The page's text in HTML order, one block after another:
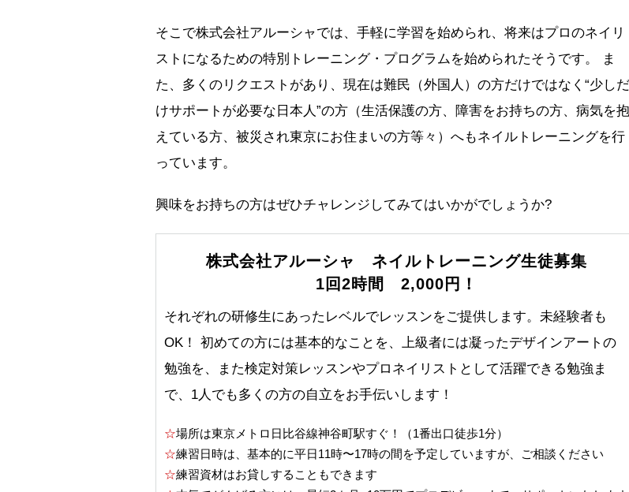
そこで株式会社アルーシャでは、手軽に学習を始められ、将来はプロのネイリ
ストになるための特別トレーニング・プログラムを始められたそうです。 ま
た、多くのリクエストがあり、現在は難民（外国人）の方だけではなく“少しだ
けサポートが必要な日本人”の方（生活保護の方、障害をお持ちの方、病気を抱
えている方、被災され東京にお住まいの方等々）へもネイルトレーニングを行
っています。
興味をお持ちの方はぜひチャレンジしてみてはいかがでしょうか?
株式会社アルーシャ ネイルトレーニング生徒募集
1回2時間 2,000円！
それぞれの研修生にあったレベルでレッスンをご提供します。未経験者も
OK！ 初めての方には基本的なことを、上級者には凝ったデザインアートの
勉強を、また検定対策レッスンやプロネイリストとして活躍できる勉強ま
で、1人でも多くの方の自立をお手伝いします！
☆場所は東京メトロ日比谷線神谷町駅すぐ！（1番出口徒歩1分）
☆練習日時は、基本的に平日11時〜17時の間を予定していますが、ご相談ください
☆練習資材はお貸しすることもできます